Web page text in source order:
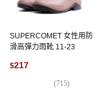
SUPERCOMET 女性用防
滑高彈力雨靴 11-23
$217
(715)